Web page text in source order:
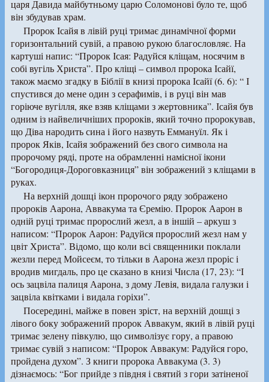
царя Давида майбутньому царю Соломонові було те, щоб
він збудував храм.
Пророк Ісайя в лівій руці тримає динамічної форми
горизонтальний сувій, а правою рукою благословляє. На
картуші напис: “Пророк Ісая: Радуйся кліщам, носячим в
собі вугіль Христа”. Про кліщі – символ пророка Ісайї,
також маємо згадку в Біблії в книзі пророка Ісайї (6. 6): “ І
спустився до мене один з серафимів, і в руці він мав
горіюче вугілля, яке взяв кліщами з жертовника”. Ісайя був
одним із найвеличніших пророків, який точно пророкував,
що Діва народить сина і його назвуть Еммануїл. Як і
пророк Яків, Ісайя зображений без свого символа на
пророчому ряді, проте на обрамленні намісної ікони
“Богородиця-Дороговказниця” він зображений з кліщами в
руках.
На верхній дошці ікон пророчого ряду зображено
пророків Аарона, Аввакума та Єремію. Пророк Аарон в
одній руці тримає пророслий жезл, а в іншій – аркуш з
написом: “Пророк Аарон: Радуйся пророслий жезл нам у
цвіт Христа”. Відомо, що коли всі священники поклали
жезли перед Мойсеєм, то тільки в Аарона жезл проріс і
вродив мигдаль, про це сказано в книзі Числа (17, 23): “І
ось зацвіла палиця Аарона, з дому Левія, видала галузки і
зацвіла квітками і видала горіхи”.
Посередині, майже в повен зріст, на верхній дошці з
лівого боку зображений пророк Аввакум, який в лівій руці
тримає зелену півкулю, що символізує гору, а правою
тримає сувій з написом: “Пророк Аввакум: Радуйся горо,
пройдена духом”. З книги пророка Аввакума (3. 3)
дізнаємось: “Бог прийде з півдня і святий з гори затіненої